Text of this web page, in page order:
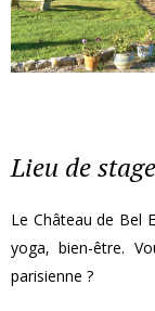
Lieu de
Le Château de Bel
yoga, bien-être.
parisienne ?